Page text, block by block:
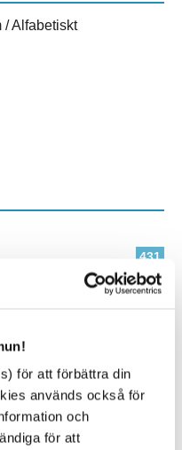
för att förbättra din
används också för
och
för att
/Alfabetiskt
431